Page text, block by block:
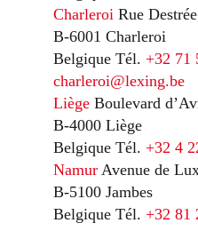
Charleroi Rue
B-6001 Charleroi
Belgique Tél. +32 71
charleroi@lexing.be
Liège Boulevard
B-4000 Liège
Belgique Tél. +32 4
Namur Avenue de
B-5100 Jambes
Belgique Tél. +32 81